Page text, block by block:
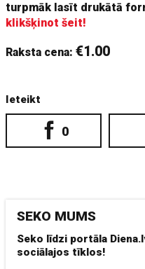
turpmāk lasīt drukātā
klikšķinot šeit!
Raksta cena:€1.00
Ieteikt
0
SEKO MUMS
Seko līdzi portāla
sociālajos tīklos!